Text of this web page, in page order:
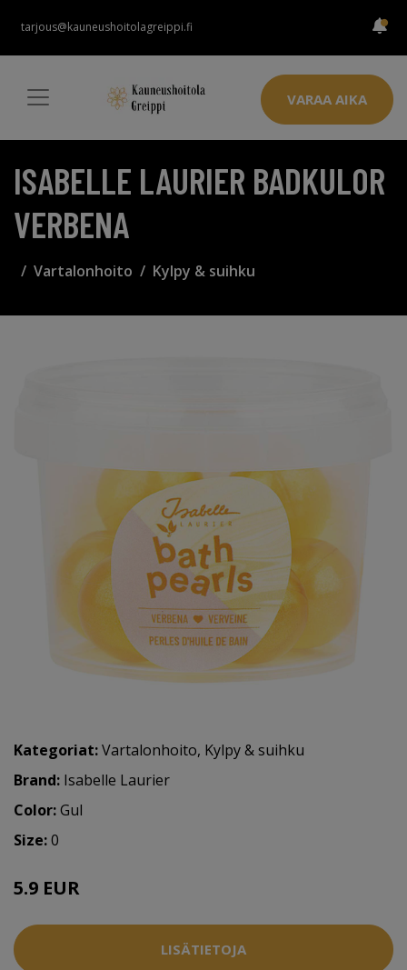
tarjous@kauneushoitolagreippi.fi
VARAA AIKA
ISABELLE LAURIER BADKULOR
VERBENA
Vartalonhoito Kylpy & suihku
Kategoriat:Vartalonhoito, Kylpy & suihku
Brand: Isabelle Laurier
Color:Gul
Size:0
5.9 EUR
LISÄTIETOJA